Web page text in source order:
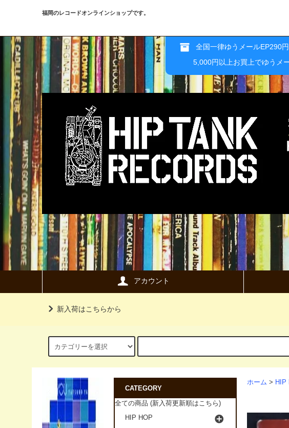
福岡のレコードオンラインショップです。
全国一律ゆうメールEP290
5,000円以上お買上でゆうメ
アカウント
新入荷はこちらから
ホーム > HIP
CATEGORY
全ての商品 (新入荷更新順はこちら)
HIP HOP